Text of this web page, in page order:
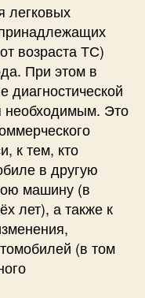
легковых
возраста ТС)
При этом в
диагностической
необходимым. Это
к тем, кто
в другую
машину (в
лет), а также к
(в том